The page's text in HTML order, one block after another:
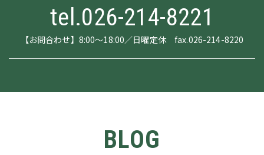
tel.026-214-8221
【お問合わせ】8:00～18:00／日曜定休 fax.026-214-8220
BLOG